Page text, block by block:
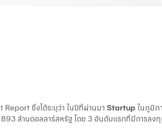
ซึ่งได้ระบุว่า ในปีที่ผ่านมา Startup ในภูมิภ
ล้านดอลลาร์สหรัฐ โดย 3 อันดับแรกที่มีการลง